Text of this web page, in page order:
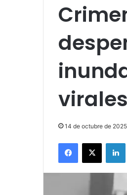
virales
14 de octubre de 2025
Facebook
X